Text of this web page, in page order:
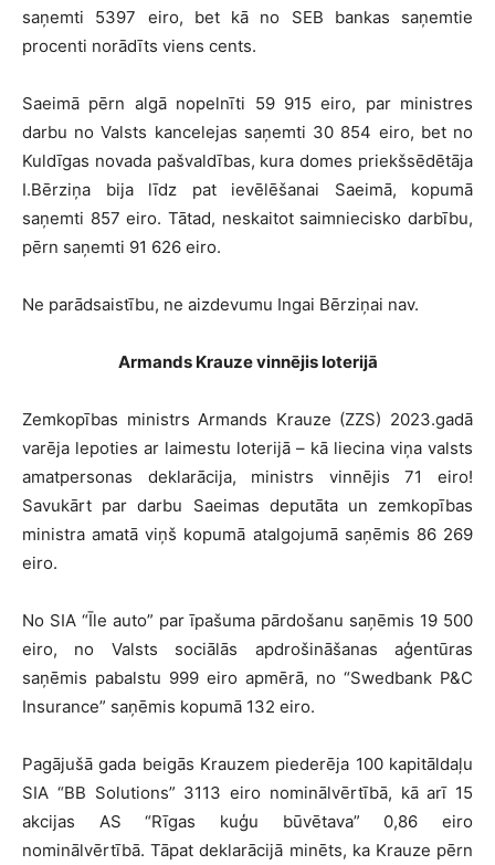
saņemti 5397 eiro, bet kā no SEB bankas saņemtie
procenti norādīts viens cents.
Saeimā pērn algā nopelnīti 59 915 eiro, par ministres
darbu no Valsts kancelejas saņemti 30 854 eiro, bet no
Kuldīgas novada pašvaldības, kura domes priekšsēdētāja
I.Bērziņa bija līdz pat ievēlēšanai Saeimā, kopumā
saņemti 857 eiro. Tātad, neskaitot saimniecisko darbību,
pērn saņemti 91 626 eiro.
Ne parādsaistību, ne aizdevumu Ingai Bērziņai nav.
Armands Krauze vinnējis loterijā
Zemkopības ministrs Armands Krauze (ZZS) 2023.gadā
varēja lepoties ar laimestu loterijā – kā liecina viņa valsts
amatpersonas deklarācija, ministrs vinnējis 71 eiro!
Savukārt par darbu Saeimas deputāta un zemkopības
ministra amatā viņš kopumā atalgojumā saņēmis 86 269
eiro.
No SIA “Īle auto” par īpašuma pārdošanu saņēmis 19 500
eiro, no Valsts sociālās apdrošināšanas aģentūras
saņēmis pabalstu 999 eiro apmērā, no “Swedbank P&C
Insurance” saņēmis kopumā 132 eiro.
Pagājušā gada beigās Krauzem piederēja 100 kapitāldaļu
SIA “BB Solutions” 3113 eiro nominālvērtībā, kā arī 15
akcijas AS “Rīgas kuģu būvētava” 0,86 eiro
nominālvērtībā. Tāpat deklarācijā minēts, ka Krauze pērn